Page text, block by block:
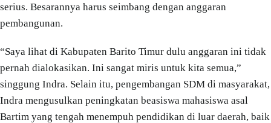
serius. Besarannya harus seimbang dengan anggaran
pembangunan.
“Saya lihat di Kabupaten Barito Timur dulu anggaran ini tidak
pernah dialokasikan. Ini sangat miris untuk kita semua,”
singgung Indra. Selain itu, pengembangan SDM di masyarakat,
Indra mengusulkan peningkatan beasiswa mahasiswa asal
Bartim yang tengah menempuh pendidikan di luar daerah, baik